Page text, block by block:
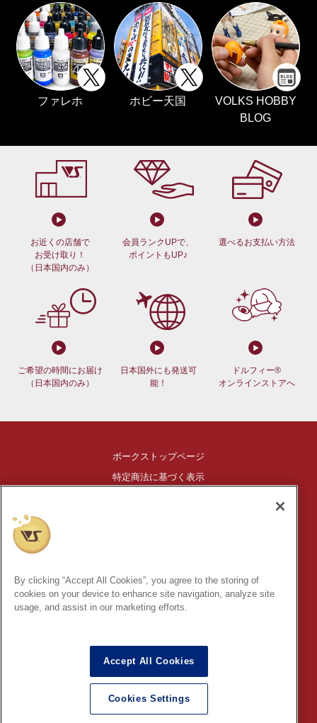
ファレホ ホビー天国
VOLKS HOBBY
BLOG
お近くの店舗で
お受け取り！
（日本国内のみ）
会員ランクUPで、
ポイントもUP♪
選べるお支払い方法
ご希望の時間にお届け
（日本国内のみ）
日本国外にも発送可
能！
ドルフィー®
オンラインストアへ
ボークストップページ
特定商法に基づく表示
HIGH-SPEC GARAGE KIT
は株式会社ボークスの登録商標です。
※このコンテンツ内の情報、画像の二次使用及び無断引用は禁止
いたします。
オンライン上で入力されるお客さまの個人情報を保護するため、
SSL(Secure Socket Layer)という暗号・通信方式を採用しており
By clicking “Accept All Cookies”, you agree to the storing of
cookies on your device to enhance site navigation, analyze site
usage, and assist in our marketing efforts.
Accept All Cookies
Cookies Settings